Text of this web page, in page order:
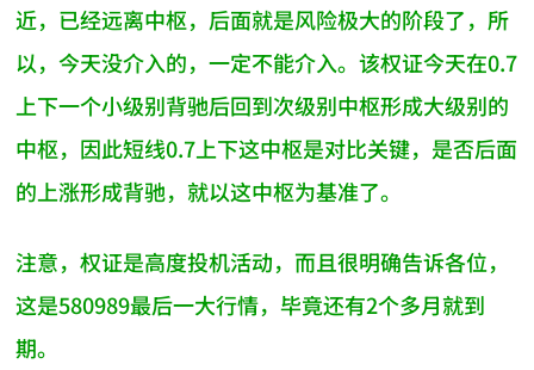
近，已经远离中枢，后面就是风险极大的阶段了，所
以，今天没介入的，一定不能介入。该权证今天在0.7
上下一个小级别背驰后回到次级别中枢形成大级别的
中枢，因此短线0.7上下这中枢是对比关键，是否后面
的上涨形成背驰，就以这中枢为基准了。
注意，权证是高度投机活动，而且很明确告诉各位，
这是580989最后一大行情，毕竟还有2个多月就到
期。